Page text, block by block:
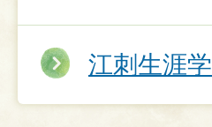
江刺生涯